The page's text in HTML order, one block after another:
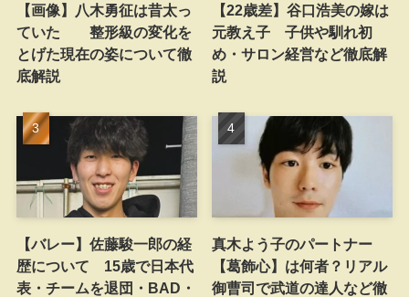
【画像】八木勇征は昔太っ
ていた 整形級の変化を
とげた現在の姿について徹
底解説
【22歳差】谷口浩美の嫁は
元教え子 子供や馴れ初
め・サロン経営など徹底解
説
【バレー】佐藤駿一郎の経
歴について 15歳で日本代
表・チームを退団・BAD・
真木よう子のパートナー
【葛飾心】は何者？リアル
御曹司で武道の達人など徹